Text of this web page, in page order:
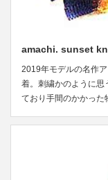
amachi. sunset
2019年モデルの名作
着。刺繍かのように思
ており手間のかかった